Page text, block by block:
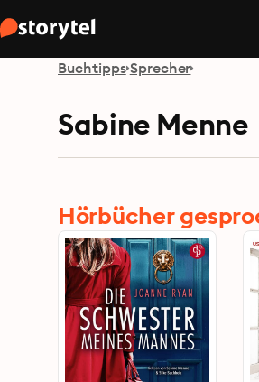
Buchtipps Sprecher
Sabine Menne
Hörbücher